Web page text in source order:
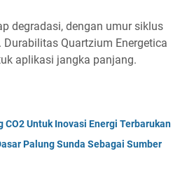
degradasi, dengan umur siklus
Quartzium Energetica
aplikasi jangka panjang.
CO2 Untuk Inovasi Energi Terbarukan
Palung Sunda Sebagai Sumber